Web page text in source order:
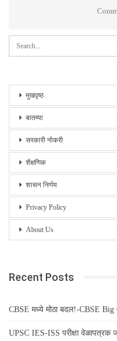
मुखपृष्ठ
बातम्या
सरकारी नोकरी
शैक्षणिक
शासन निर्णय
Privacy Policy
About Us
Recent Posts
CBSE मध्ये मोठा बदल!-CBSE
UPSC IES-ISS परीक्षा